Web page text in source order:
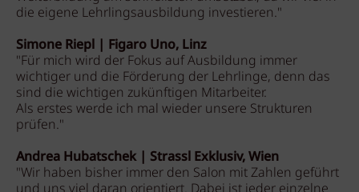
die eigene Lehrlingsausbildung investieren."
Simone Riepl | Figaro Uno, Linz
"Für mich wird der Fokus auf Ausbildung immer
wichtiger und die Förderung der Lehrlinge, denn das
sind die wichtigen zukünftigen Mitarbeiter.
Als erstes werde ich mal wieder unsere Strukturen
prüfen."
Andrea Hubatschek | Strassl Exklusiv, Wien
"Wir haben bisher immer den Salon mit Zahlen geführt